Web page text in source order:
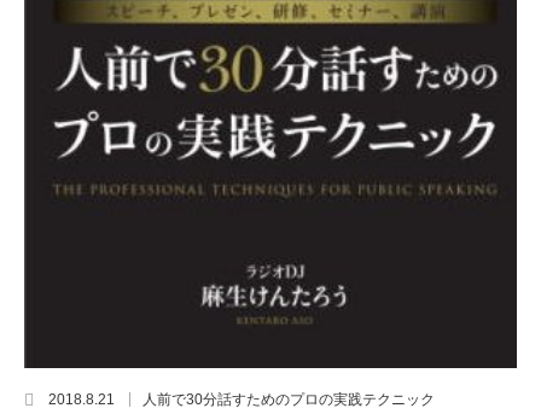
2018.8.21 人前で30分話すためのプロの実践テクニック